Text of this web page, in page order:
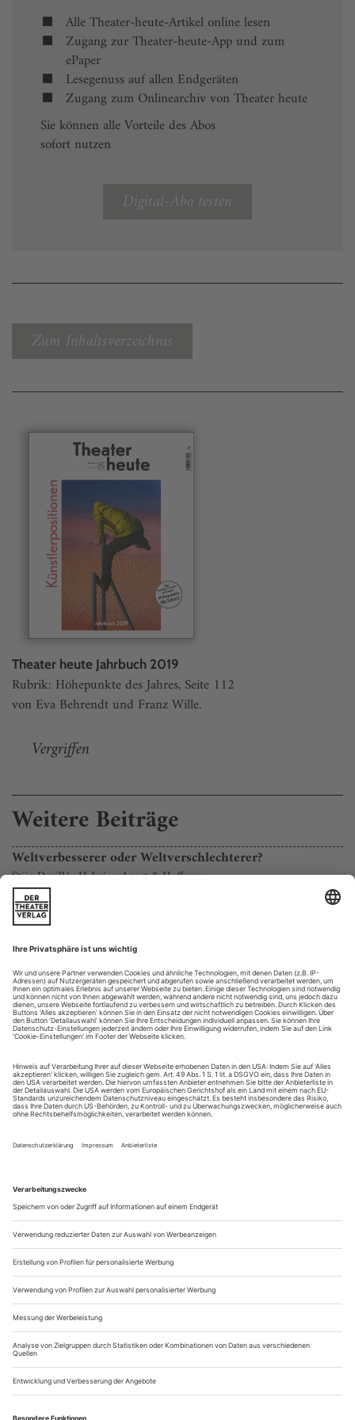
Alle Theater-heute-Artikel online lesen
Zugang zur Theater-heute-App und zum
ePaper
Lesegenuss auf allen Endgeräten
Zugang zum Onlinearchiv von Theater heute
Sie können alle Vorteile des Abos
sofort nutzen
Digital-Abo testen
Zum Inhaltsverzeichnis
Theater heute Jahrbuch 2019
Rubrik: Höhepunkte des Jahres, Seite 112
von Eva Behrendt und Franz Wille.
Vergriffen
Weitere Beiträge
Weltverbesserer oder Weltverschlechterer?
Stijn Devillé «Habgier, Angst & Hoffnung»
Die verflochtene Familien-, Finanz- und Wirtschaftsgeschichte
«Habgier, Angst & Hoffnung. Zehn Jahre in Europa» des
belgischen Autors, Regisseurs und Theaterleiters Stijn Devillé
spannt einen großen Bogen von den Anfängen dieses
Jahrhunderts bis zur Gegenwart und beginnt im ersten Teil
seiner Trilogie («Habgier») mit einer Erzählung aus
ungewohnter Perspek­tive....
Opfergruppe Weiß
Annelies Verbeke «Geht das schon wieder los – White Male Privilege»
(Deutsch von Heike Baryga)
So muss sich das Warten auf’s Schafott anfühlen. Drei
ist? Zur Feier des Black-Achievement-Monats hat Lesley für
das Cover der Zeitschrift das Bild einer schwarzen Frau
gezeichnet, in «ihrem eige­nen Stil». Sie selbst nennt es eine
Ode an dieselbe,...
Die Frau als Nebenfigur
Sivan Ben Yishai «Liebe/Eine argumentative Übung»
Popeye, der Seemann, raucht Pfeife, ist tätowiert und hat
mehr Kinn als Gesicht. Dank des Spinats aus der Dose
wachsen ihm Muskeln, von denen selbst die fleißigsten
Bodybuilder in den Fitnesstempeln nur zu träumen wagen –